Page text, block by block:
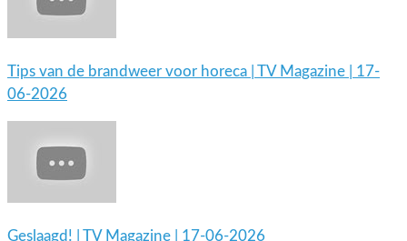
Tips van de brandweer voor horeca | TV Magazine | 17-
06-2026
Geslaagd! | TV Magazine | 17-06-2026